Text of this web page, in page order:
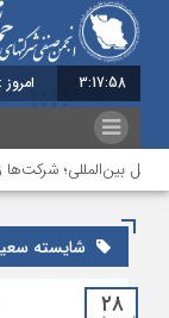
3:17:59 امروز :
بین‌المللی؛ شرکت‌ها
شایسته
۲۸